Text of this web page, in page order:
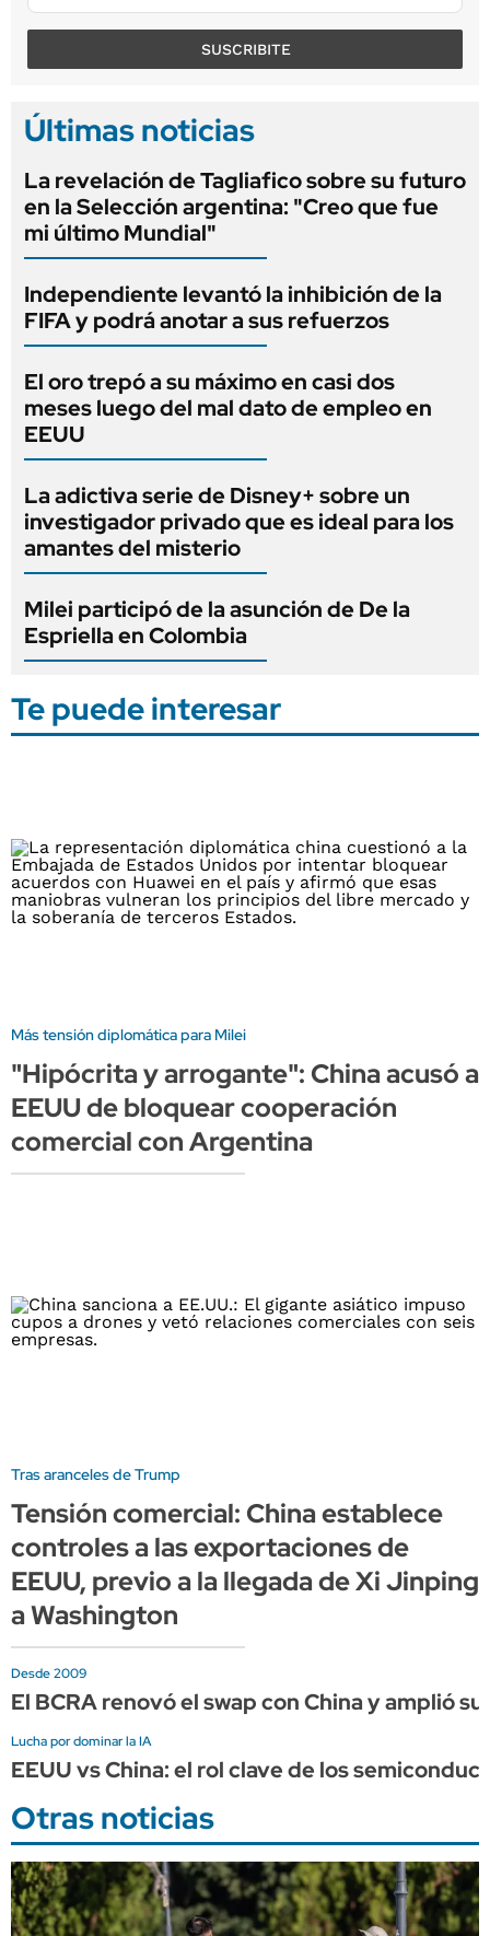
SUSCRIBITE
Últimas noticias
La revelación de Tagliafico sobre su futuro
en la Selección argentina: "Creo que fue
mi último Mundial"
Independiente levantó la inhibición de la
FIFA y podrá anotar a sus refuerzos
El oro trepó a su máximo en casi dos
meses luego del mal dato de empleo en
EEUU
La adictiva serie de Disney+ sobre un
investigador privado que es ideal para los
amantes del misterio
Milei participó de la asunción de De la
Espriella en Colombia
Te puede interesar
Más tensión diplomática para Milei
"Hipócrita y arrogante": China acusó a
EEUU de bloquear cooperación
comercial con Argentina
Tras aranceles de Trump
Tensión comercial: China establece
controles a las exportaciones de
EEUU, previo a la llegada de Xi Jinping
a Washington
Desde 2009
El BCRA renovó el swap con China y amplió
Lucha por dominar la IA
EEUU vs China: el rol clave de los
Otras noticias